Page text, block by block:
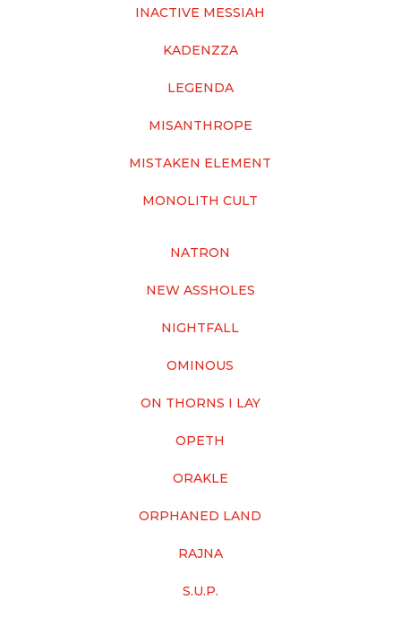
INACTIVE MESSIAH
KADENZZA
LEGENDA
MISANTHROPE
MISTAKEN ELEMENT
MONOLITH CULT
NATRON
NEW ASSHOLES
NIGHTFALL
OMINOUS
ON THORNS I LAY
OPETH
ORAKLE
ORPHANED LAND
RAJNA
S.U.P.